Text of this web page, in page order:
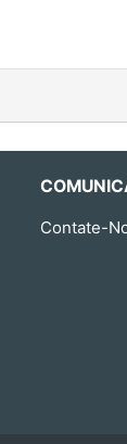
Contate-